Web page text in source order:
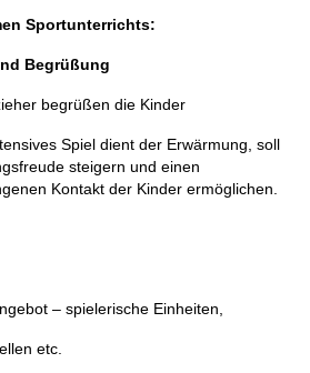
Sportunterrichts:
Begrüßung
begrüßen die Kinder
Spiel dient der Erwärmung, soll
steigern und einen
Kontakt der Kinder ermöglichen.
– spielerische Einheiten,
etc.